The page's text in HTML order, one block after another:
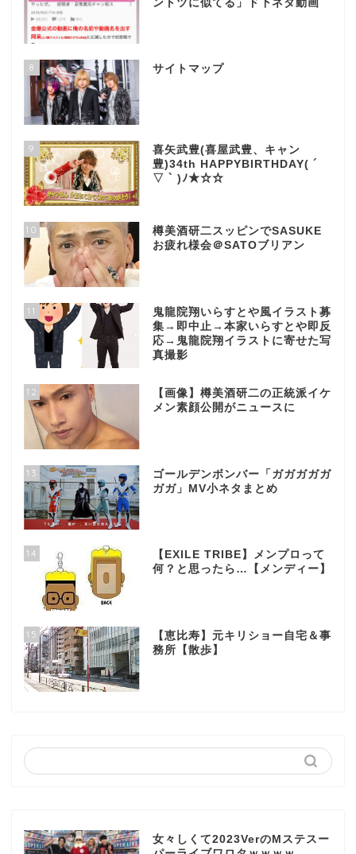
ントツに似てる」ド下ネタ動画
8 サイトマップ
9
喜矢武豊(喜屋武豊、キャン
豊)34th HAPPYBIRTHDAY( ´
▽ ` )ﾉ★☆☆
10
樽美酒研二スッピンでSASUKE
お疲れ様会＠SATOブリアン
11
鬼龍院翔いらすとや風イラスト募
集→即中止→本家いらすとや即反
応→鬼龍院翔イラストに寄せた写
真撮影
12
【画像】樽美酒研二の正統派イケ
メン素顔公開がニュースに
13
ゴールデンボンバー「ガガガガガ
ガガ」MV小ネタまとめ
14
【EXILE TRIBE】メンプロって
何？と思ったら…【メンディー】
15
【恵比寿】元キリショー自宅＆事
務所【散歩】
女々しくて2023VerのMステスー